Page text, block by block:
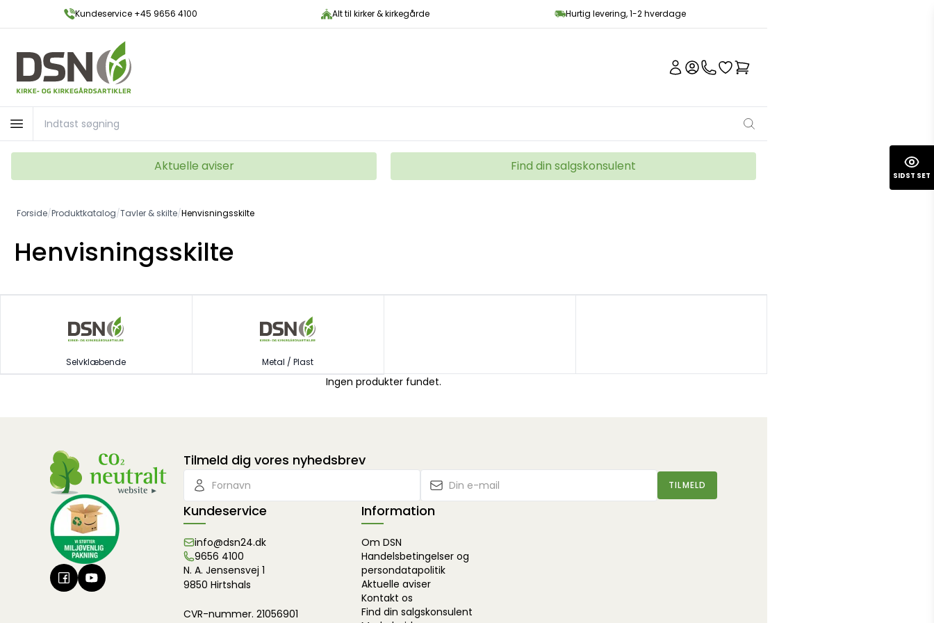
Kundeservice +45 9656 4100 Alt til kirker & kirkegårde Hurtig levering, 1-2 hverdage
Aktuelle aviser Find din salgskonsulent
Forside/Produktkatalog/Tavler & skilte/Henvisningsskilte
Henvisningsskilte
Selvklæbende Metal / Plast
Ingen produkter fundet.
Tilmeld dig vores nyhedsbrev
TILMELD
Kundeservice
info@dsn24.dk
9656 4100
N. A. Jensensvej 1
9850 Hirtshals
CVR-nummer. 21056901
Information
Om DSN
Handelsbetingelser og
persondatapolitik
Aktuelle aviser
Kontakt os
Find din salgskonsulent
SIDST SET